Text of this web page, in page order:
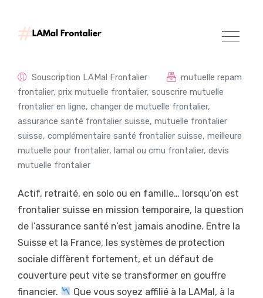
Souscription LAMal Frontalier
mutuelle repam
frontalier, prix mutuelle frontalier, souscrire mutuelle
frontalier en ligne, changer de mutuelle frontalier,
assurance santé frontalier suisse, mutuelle frontalier
suisse, complémentaire santé frontalier suisse, meilleure
mutuelle pour frontalier, lamal ou cmu frontalier, devis
mutuelle frontalier
Actif, retraité, en solo ou en famille… lorsqu’on est
frontalier suisse en mission temporaire, la question
de l’assurance santé n’est jamais anodine. Entre la
Suisse et la France, les systèmes de protection
sociale diffèrent fortement, et un défaut de
couverture peut vite se transformer en gouffre
financier.
Que vous soyez affilié à la LAMal, à la